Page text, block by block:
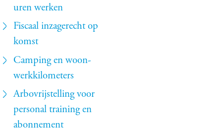
uren werken
Fiscaal inzagerecht op
komst
Camping en woon-
werkkilometers
Arbovrijstelling voor
personal training en
abonnement